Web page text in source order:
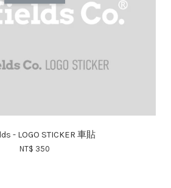
- LOGO STICKER 車貼
NT$ 350